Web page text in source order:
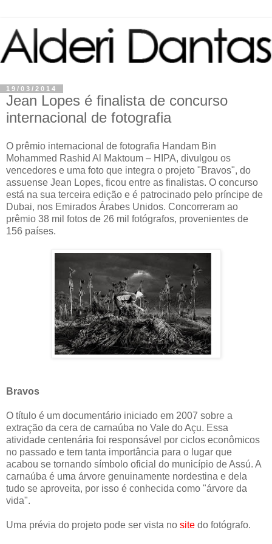
19/03/2014
Jean Lopes é finalista de concurso
internacional de fotografia
O prêmio internacional de fotografia Handam Bin
Mohammed Rashid Al Maktoum – HIPA, divulgou os
vencedores e uma foto que integra o projeto "Bravos", do
assuense Jean Lopes, ficou entre as finalistas. O concurso
está na sua terceira edição e é patrocinado pelo príncipe de
Dubai, nos Emirados Árabes Unidos. Concorreram ao
prêmio 38 mil fotos de 26 mil fotógrafos, provenientes de
156 países.
Bravos
O título é um documentário iniciado em 2007 sobre a
extração da cera de carnaúba no Vale do Açu. Essa
atividade centenária foi responsável por ciclos econômicos
no passado e tem tanta importância para o lugar que
acabou se tornando símbolo oficial do município de Assú. A
carnaúba é uma árvore genuinamente nordestina e dela
tudo se aproveita, por isso é conhecida como "árvore da
vida".
Uma prévia do projeto pode ser vista no site do fotógrafo.